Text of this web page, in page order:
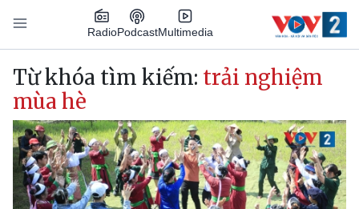
Nhảy đến nội dung
RadioPodcastMultimedia
Main navigation
Từ khóa tìm kiếm: trải nghiệm
mùa hè